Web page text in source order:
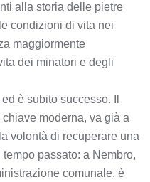
alla storia delle pietre
condizioni di vita nei
maggiormente
dei minatori e degli
è subito successo. Il
moderna, va già a
volontà di recuperare una
passato: a Nembro,
comunale, è